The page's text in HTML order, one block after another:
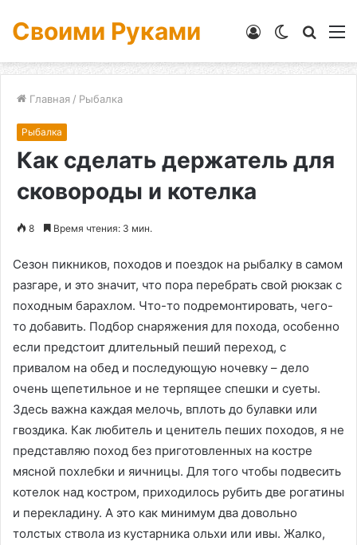
Своими Руками
Switch
Войти
Главная / Рыбалка
Рыбалка
Как сделать держатель для
сковороды и котелка
8 Время чтения: 3 мин.
Сезон пикников, походов и поездок на рыбалку в самом
разгаре, и это значит, что пора перебрать свой рюкзак с
походным барахлом. Что-то подремонтировать, чего-
то добавить. Подбор снаряжения для похода, особенно
если предстоит длительный пеший переход, с
привалом на обед и последующую ночевку – дело
очень щепетильное и не терпящее спешки и суеты.
Здесь важна каждая мелочь, вплоть до булавки или
гвоздика. Как любитель и ценитель пеших походов, я не
представляю поход без приготовленных на костре
мясной похлебки и яичницы. Для того чтобы подвесить
котелок над костром, приходилось рубить две рогатины
и перекладину. А это как минимум два довольно
толстых ствола из кустарника ольхи или ивы. Жалко,